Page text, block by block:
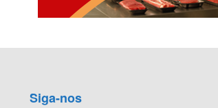
Siga-nos